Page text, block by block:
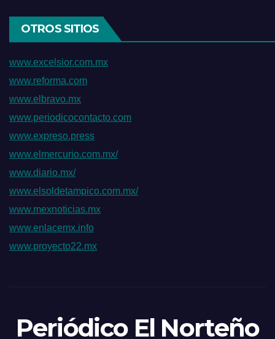
OTROS SITIOS
www.excelsior.com.mx
www.reforma.com
www.elbravo.mx
www.periodicocontacto.com
www.expreso.press
www.elmercurio.com.mx/
www.diario.mx/
www.elsoldetampico.com.mx/
www.mexnoticias.mx
www.enlacemx.info
www.proyecto22.mx
Periódico El Norteño